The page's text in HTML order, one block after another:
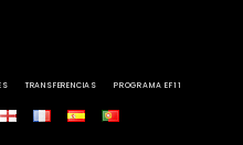
TRANSFERENCIAS PROGRAMA EF11